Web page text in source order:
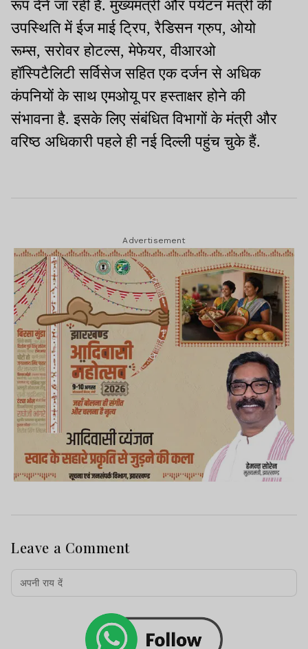
रूप देने जा रही है. मुख्यमंत्री और पर्यटन मंत्री की
उपस्थिति में ईज माई ट्रिप, रैडिसन ग्रुप, ओयो
रूम्स, सरोवर होटल्स, मेफेयर, वीआरओ
हॉस्पिटैलिटी सर्विसेज सहित एक दर्जन से अधिक
कंपनियों के साथ एमओयू पर हस्ताक्षर होने की
संभावना है. इसके लिए संबंधित विभागों के मंत्री और
वरिष्ठ अधिकारी पहले ही नई दिल्ली पहुंच चुके हैं.
Advertisement
Leave a Comment